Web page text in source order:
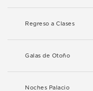
Regreso a Clases
Galas de Otoño
Noches Palacio